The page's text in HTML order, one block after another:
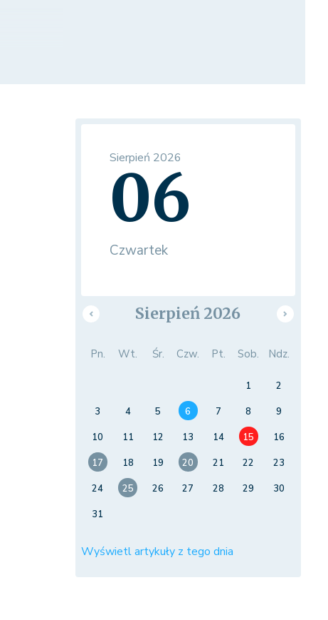
Sierpień 2026
06
Czwartek
Sierpień 2026
Pn. Wt. Śr. Czw. Pt. Sob. Ndz.
1
2
3
4 5 6 7 8
9
10
11 12 13 14 15
16
17
18 19 20 21 22
23
24
25 26 27 28 29
30
31
Wyświetl artykuły z tego dnia